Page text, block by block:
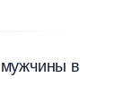
мужчины